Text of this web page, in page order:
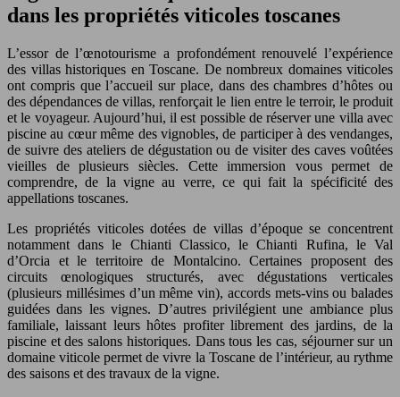
dans les propriétés viticoles toscanes
L’essor de l’œnotourisme a profondément renouvelé l’expérience
des villas historiques en Toscane. De nombreux domaines viticoles
ont compris que l’accueil sur place, dans des chambres d’hôtes ou
des dépendances de villas, renforçait le lien entre le terroir, le produit
et le voyageur. Aujourd’hui, il est possible de réserver une villa avec
piscine au cœur même des vignobles, de participer à des vendanges,
de suivre des ateliers de dégustation ou de visiter des caves voûtées
vieilles de plusieurs siècles. Cette immersion vous permet de
comprendre, de la vigne au verre, ce qui fait la spécificité des
appellations toscanes.
Les propriétés viticoles dotées de villas d’époque se concentrent
notamment dans le Chianti Classico, le Chianti Rufina, le Val
d’Orcia et le territoire de Montalcino. Certaines proposent des
circuits œnologiques structurés, avec dégustations verticales
(plusieurs millésimes d’un même vin), accords mets-vins ou balades
guidées dans les vignes. D’autres privilégient une ambiance plus
familiale, laissant leurs hôtes profiter librement des jardins, de la
piscine et des salons historiques. Dans tous les cas, séjourner sur un
domaine viticole permet de vivre la Toscane de l’intérieur, au rythme
des saisons et des travaux de la vigne.